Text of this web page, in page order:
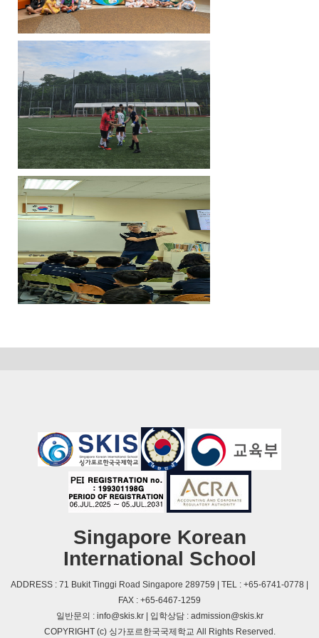
Singapore Korean
International School
ADDRESS : 71 Bukit Tinggi Road Singapore 289759 | TEL : +65-6741-0778 |
FAX : +65-6467-1259
일반문의 : info@skis.kr | 입학상담 : admission@skis.kr
COPYRIGHT (c) 싱가포르한국국제학교 All Rights Reserved.